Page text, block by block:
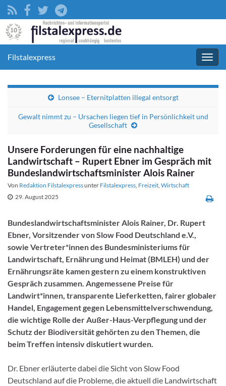
Filstalexpress
Lonsee – Eternitplatten illegal entsorgt
Gewalt nimmt zu – Ursachen liegen tief in Persönlichkeit und
Gesellschaft
Unsere Forderungen für eine nachhaltige
Landwirtschaft – Rupert Ebner im Gespräch mit
Bundeslandwirtschaftsminister Alois Rainer
Von Redaktion Filstalexpressunter Filstalexpress, Freizeit, Wirtschaft
29. August 2025
Bundeslandwirtschaftsminister Alois Rainer, Dr. Rupert
Ebner, Vorsitzender von Slow Food Deutschland e.V.,
sowie Vertreter*innen des Bundesministeriums für
Landwirtschaft, Ernährung und Heimat (BMLEH) und der
Ernährungsräte kamen gestern zu einem konstruktiven
Gespräch zusammen. Angemessene Preise für
Landwirt*innen, transparente Lieferketten, fairer globaler
Handel, Engagement gegen Lebensmittelverschwendung,
die wichtige Rolle der Außer-Haus-Verpflegung und der
Schutz der Biodiversität gehörten zu den Themen, die
beim Treffen intensiv diskutiert wurden.
Dr. Ebner erläuterte dabei die Sicht von Slow Food
Deutschland auf die Probleme, die aktuell die Landwirtschaft